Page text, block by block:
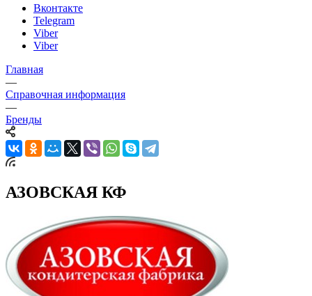
Вконтакте
Telegram
Viber
Viber
Главная
—
Справочная информация
—
Бренды
АЗОВСКАЯ КФ